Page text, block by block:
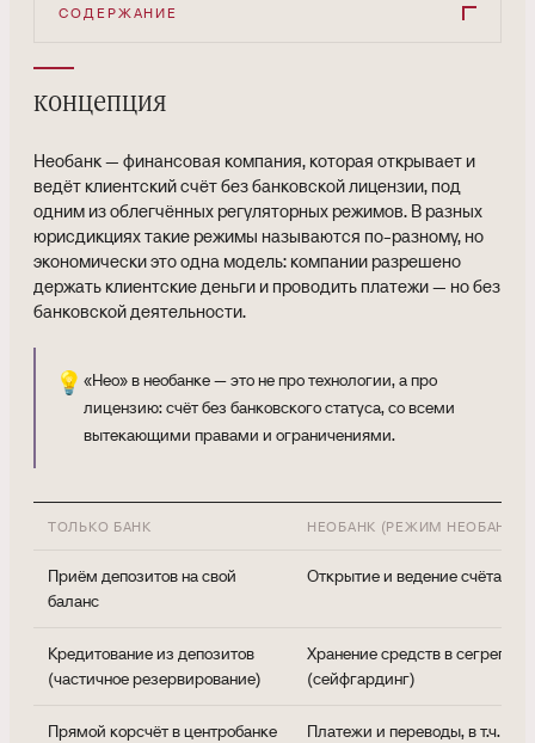
СОДЕРЖАНИЕ
концепция
Необанк — финансовая компания, которая открывает и
ведёт клиентский счёт без банковской лицензии, под
одним из облегчённых регуляторных режимов. В разных
юрисдикциях такие режимы называются по-разному, но
экономически это одна модель: компании разрешено
держать клиентские деньги и проводить платежи — но без
банковской деятельности.
💡 «Нео» в необанке — это не про технологии, а про
лицензию: счёт без банковского статуса, со всеми
вытекающими правами и ограничениями.
ТОЛЬКО БАНК НЕОБАНК (РЕЖИМ НЕОБАНКА)
Приём депозитов на свой
баланс
Открытие и ведение счёта
Кредитование из депозитов
(частичное резервирование)
Хранение средств в
(сейфгардинг)
Прямой корсчёт в центробанке Платежи и переводы, в т.ч.